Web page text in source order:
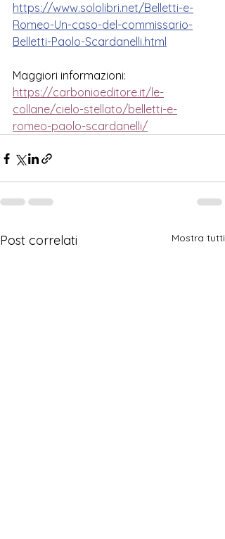
https://www.sololibri.net/Belletti-e-
Romeo-Un-caso-del-commissario-
Belletti-Paolo-Scardanelli.html
Maggiori informazioni:
https://carbonioeditore.it/le-
collane/cielo-stellato/belletti-e-
romeo-paolo-scardanelli/
Post correlati Mostra tutti